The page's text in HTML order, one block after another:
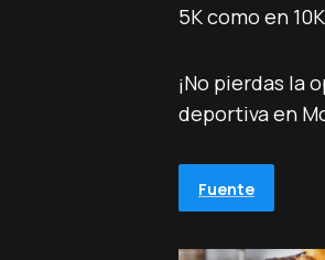
5K como en
¡No pierdas la
deportiva en
Fuente